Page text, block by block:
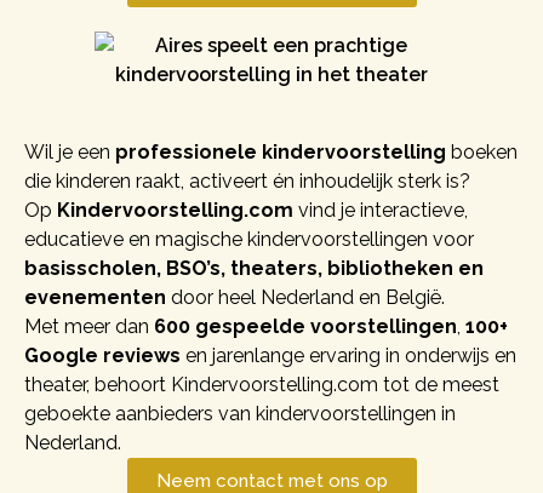
Wil je een professionele kindervoorstelling boeken
die kinderen raakt, activeert én inhoudelijk sterk is?
Op Kindervoorstelling.com vind je interactieve,
educatieve en magische kindervoorstellingen voor
basisscholen, BSO’s, theaters, bibliotheken en
evenementen door heel Nederland en België.
Met meer dan 600 gespeelde voorstellingen, 100+
Google reviews en jarenlange ervaring in onderwijs en
theater, behoort Kindervoorstelling.com tot de meest
geboekte aanbieders van kindervoorstellingen in
Nederland.
Neem contact met ons op